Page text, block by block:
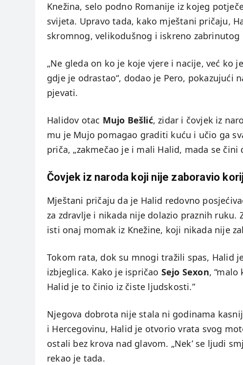
Knežina, selo podno Romanije iz kojeg
svijeta. Upravo tada, kako mještani pričaju,
skromnog, velikodušnog i iskreno zabrinutog
„Ne gleda on ko je koje vjere i nacije, već ko
gdje je odrastao“, dodao je Pero, pokazujući
pjevati.
Halidov otac Mujo Bešlić, zidar i čovjek iz
mu je Mujo pomagao graditi kuću i učio ga
priča, „zakmečao je i mali Halid, mada se
Čovjek iz naroda koji nije zaboravio
Mještani pričaju da je Halid redovno
za zdravlje i nikada nije dolazio praznih ruku.
isti onaj momak iz Knežine, koji nikada nije
Tokom rata, dok su mnogi tražili spas, Halid
izbjeglica. Kako je ispričao Sejo Sexon,
Halid je to činio iz čiste ljudskosti.”
Njegova dobrota nije stala ni godinama
i Hercegovinu, Halid je otvorio vrata svog
ostali bez krova nad glavom. „Nek’ se ljudi
rekao je tada.